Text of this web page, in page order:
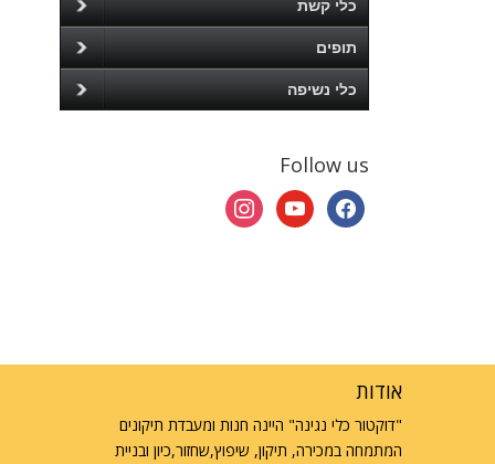
כלי קשת
תופים
כלי נשיפה
Follow us
facebook
youtube
instagram
אודות
"דוקטור כלי נגינה" היינה חנות ומעבדת תיקונים
המתמחה במכירה, תיקון, שיפוץ,שחזור,כיון ובניית